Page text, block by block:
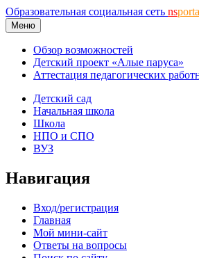
Образовательная социальная сеть ns
Меню
Обзор возможностей
Детский проект «Алые паруса»
Аттестация педагогических
Детский сад
Начальная школа
Школа
НПО и СПО
ВУЗ
Навигация
Вход/регистрация
Главная
Мой мини-сайт
Ответы на вопросы